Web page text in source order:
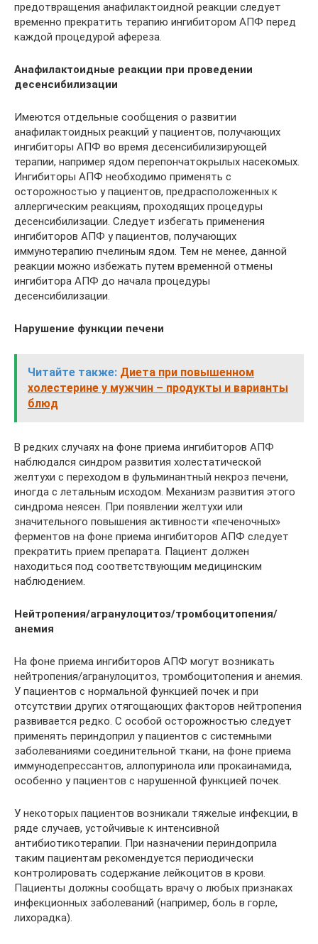
предотвращения анафилактоидной реакции следует
временно прекратить терапию ингибитором АПФ перед
каждой процедурой афереза.
Анафилактоидные реакции при проведении
десенсибилизации
Имеются отдельные сообщения о развитии
анафилактоидных реакций у пациентов, получающих
ингибиторы АПФ во время десенсибилизирующей
терапии, например ядом перепончатокрылых насекомых.
Ингибиторы АПФ необходимо применять с
осторожностью у пациентов, предрасположенных к
аллергическим реакциям, проходящих процедуры
десенсибилизации. Следует избегать применения
ингибиторов АПФ у пациентов, получающих
иммунотерапию пчелиным ядом. Тем не менее, данной
реакции можно избежать путем временной отмены
ингибитора АПФ до начала процедуры
десенсибилизации.
Нарушение функции печени
Читайте также: Диета при повышенном
холестерине у мужчин – продукты и варианты
блюд
В редких случаях на фоне приема ингибиторов АПФ
наблюдался синдром развития холестатической
желтухи с переходом в фульминантный некроз печени,
иногда с летальным исходом. Механизм развития этого
синдрома неясен. При появлении желтухи или
значительного повышения активности «печеночных»
ферментов на фоне приема ингибиторов АПФ следует
прекратить прием препарата. Пациент должен
находиться под соответствующим медицинским
наблюдением.
Нейтропения/агранулоцитоз/тромбоцитопения/
анемия
На фоне приема ингибиторов АПФ могут возникать
нейтропения/агранулоцитоз, тромбоцитопения и анемия.
У пациентов с нормальной функцией почек и при
отсутствии других отягощающих факторов нейтропения
развивается редко. С особой осторожностью следует
применять периндоприл у пациентов с системными
заболеваниями соединительной ткани, на фоне приема
иммунодепрессантов, аллопуринола или прокаинамида,
особенно у пациентов с нарушенной функцией почек.
У некоторых пациентов возникали тяжелые инфекции, в
ряде случаев, устойчивые к интенсивной
антибиотикотерапии. При назначении периндоприла
таким пациентам рекомендуется периодически
контролировать содержание лейкоцитов в крови.
Пациенты должны сообщать врачу о любых признаках
инфекционных заболеваний (например, боль в горле,
лихорадка).